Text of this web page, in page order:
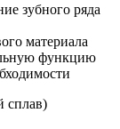
зубного ряда
материала
функцию
сплав)